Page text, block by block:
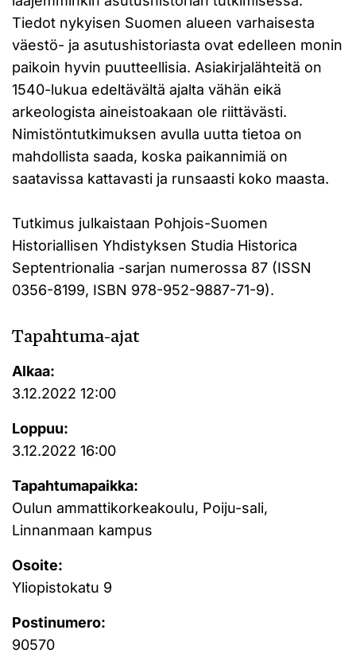
Tiedot nykyisen Suomen alueen varhaisesta
väestö- ja asutushistoriasta ovat edelleen monin
paikoin hyvin puutteellisia. Asiakirjalähteitä on
1540-lukua edeltävältä ajalta vähän eikä
arkeologista aineistoakaan ole riittävästi.
Nimistöntutkimuksen avulla uutta tietoa on
mahdollista saada, koska paikannimiä on
saatavissa kattavasti ja runsaasti koko maasta.
Tutkimus julkaistaan Pohjois-Suomen
Historiallisen Yhdistyksen Studia Historica
Septentrionalia -sarjan numerossa 87 (ISSN
0356-8199, ISBN 978-952-9887-71-9).
Tapahtuma-ajat
Alkaa:
3.12.2022 12:00
Loppuu:
3.12.2022 16:00
Tapahtumapaikka:
Oulun ammattikorkeakoulu, Poiju-sali,
Linnanmaan kampus
Osoite:
Yliopistokatu 9
Postinumero:
90570